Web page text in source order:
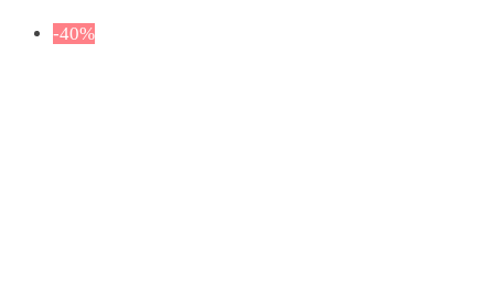
-40%